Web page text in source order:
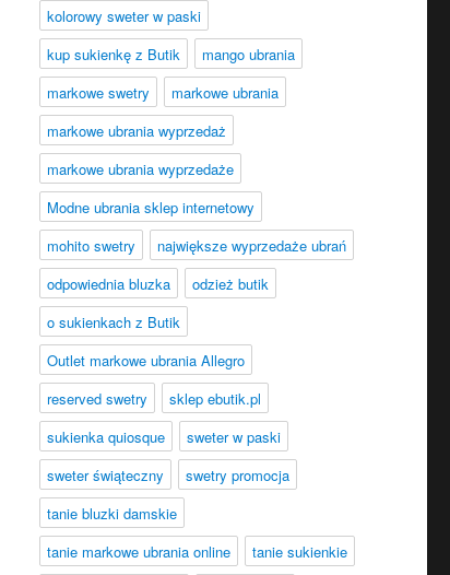
kolorowy sweter w paski
kup sukienkę z Butik
mango ubrania
markowe swetry
markowe ubrania
markowe ubrania wyprzedaż
markowe ubrania wyprzedaże
Modne ubrania sklep internetowy
mohito swetry
największe wyprzedaże ubrań
odpowiednia bluzka
odzież butik
o sukienkach z Butik
Outlet markowe ubrania Allegro
reserved swetry
sklep ebutik.pl
sukienka quiosque
sweter w paski
sweter świąteczny
swetry promocja
tanie bluzki damskie
tanie markowe ubrania online
tanie sukienkie